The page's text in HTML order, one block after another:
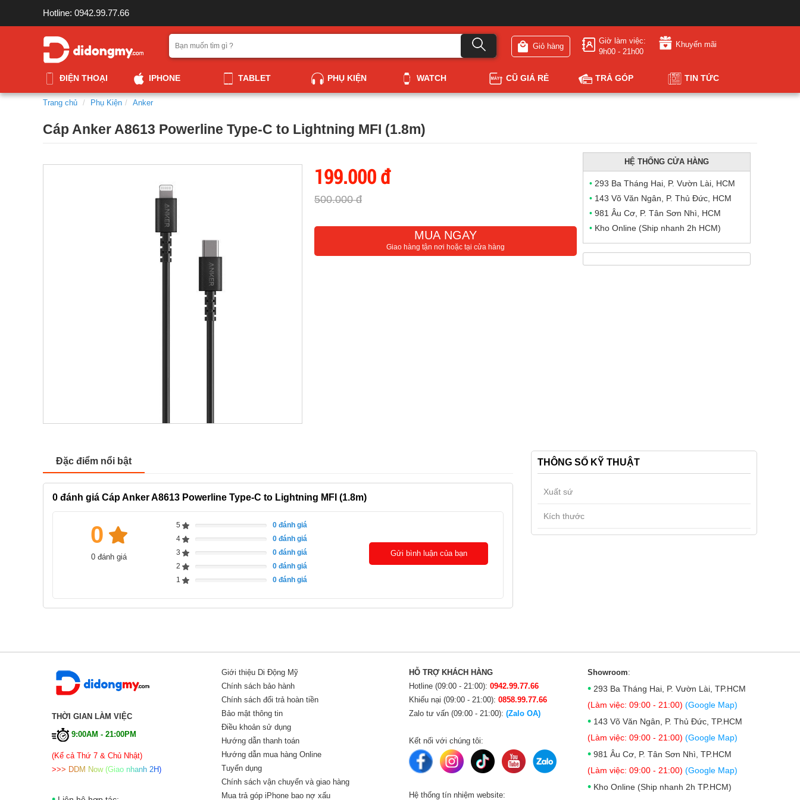
Hotline: 0942.99.77.66
Giỏ hàng
Giờ làm việc:
9h00 - 21h00
Khuyến mãi
ĐIỆN THOẠI IPHONE TABLET PHỤ KIỆN WATCH CŨ GIÁ RẺ TRẢ GÓP TIN TỨC
Trang chủ Phụ Kiện Anker
Cáp Anker A8613 Powerline Type-C to Lightning MFI (1.8m)
199.000 đ
500.000 đ
MUA NGAY
Giao hàng tận nơi hoặc tại cửa hàng
HỆ THỐNG CỬA HÀNG
• 293 Ba Tháng Hai, P. Vườn Lài, HCM
• 143 Võ Văn Ngân, P. Thủ Đức, HCM
• 981 Âu Cơ, P. Tân Sơn Nhì, HCM
• Kho Online (Ship nhanh 2h HCM)
Đặc điểm nổi bật
0 đánh giá Cáp Anker A8613 Powerline Type-C to Lightning MFI (1.8m)
0
0 đánh giá
5 0đánh giá
4
0đánh giá
3
0đánh giá
2
0đánh giá
1
0đánh giá
Gửi bình luận của bạn
THÔNG SỐ KỸ THUẬT
Xuất sứ
Kích thước
THỜI GIAN LÀM VIỆC
9:00AM - 21:00PM
(Kể cả Thứ 7 & Chủ Nhật)
>>> DDM Now (Giao nhanh 2H)
Giới thiệu Di Động Mỹ
Chính sách bảo hành
Chính sách đổi trả hoàn tiền
Bảo mật thông tin
Điều khoản sử dụng
Hướng dẫn thanh toán
Hướng dẫn mua hàng Online
Tuyển dụng
Chính sách vận chuyển và giao hàng
Mua trả góp iPhone bao nợ xấu
HỖ TRỢ KHÁCH HÀNG
Hotline (09:00 - 21:00): 0942.99.77.66
Khiếu nại (09:00 - 21:00): 0858.99.77.66
Zalo tư vấn (09:00 - 21:00): (Zalo OA)
Kết nối với chúng tôi:
Hệ thống tín nhiệm website:
Showroom:
• 293 Ba Tháng Hai, P. Vườn Lài, TP.HCM
(Làm việc: 09:00 - 21:00) (Google Map)
• 143 Võ Văn Ngân, P. Thủ Đức, TP.HCM
(Làm việc: 09:00 - 21:00) (Google Map)
• 981 Âu Cơ, P. Tân Sơn Nhì, TP.HCM
(Làm việc: 09:00 - 21:00) (Google Map)
• Kho Online (Ship nhanh 2h TP.HCM)